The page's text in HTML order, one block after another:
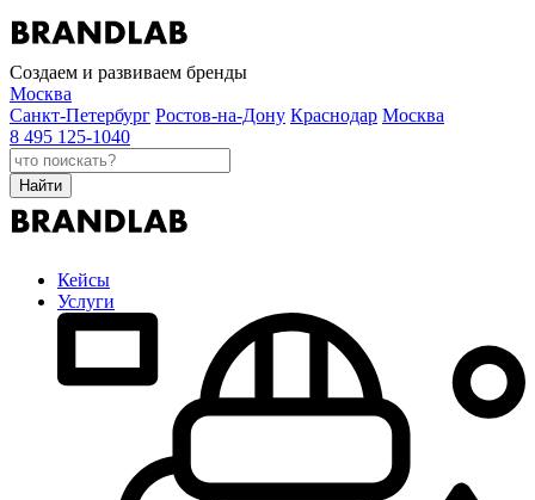
Создаем и развиваем бренды
Москва
Санкт-Петербург Ростов-на-Дону Краснодар Москва
8 495 125-1040
Найти
Кейсы
Услуги